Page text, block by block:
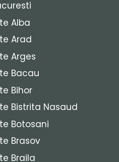
Alba
Arad
Arges
Bacau
Bihor
Bistrita Nasaud
Botosani
Brasov
Braila